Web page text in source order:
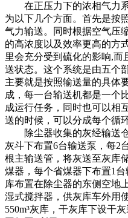
在正压力下的浓相气力系
为以下几个方面。首先是按
气力输送。同时根据空气压
的高浓度以及效率更高的方
里会充分受到硫化的影响,而
送状态。这个系统是由五个
主要就是按照输送量的具体
成，每一台输送机都是一个
成运行任务，同时也可以相
送的时候，可以分成每个循
除尘器收集的灰经输送仓
灰斗下布置6台输送泵，每2
根主输送管，将灰送至灰库
煤器，每个省煤器下布置1
库布置在除尘器的东侧空地
湿式搅拌器，供灰库车外用
550m³灰库，干灰库下设干